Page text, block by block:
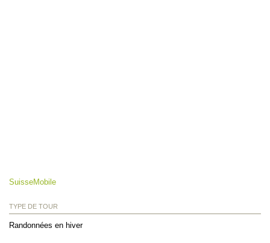
SuisseMobile
TYPE DE TOUR
Randonnées en hiver